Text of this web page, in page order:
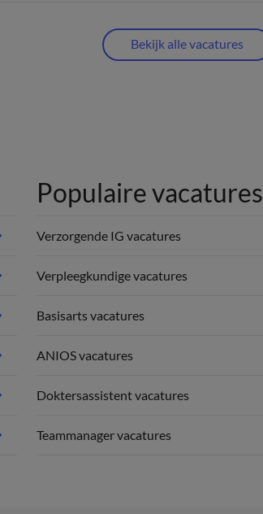
Bekijk alle vacatures
Populaire vacatures
Verzorgende IG vacatures
Verpleegkundige vacatures
Basisarts vacatures
ANIOS vacatures
Doktersassistent vacatures
Teammanager vacatures